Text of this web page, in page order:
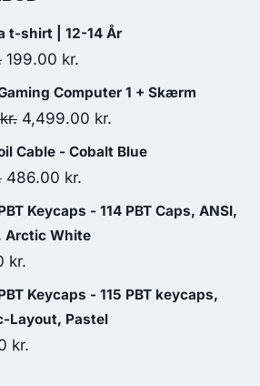
t-shirt | 12-14 År
Original
price
was:
199.00 kr.
price
is:
Computer 1 + Skærm
kr. Original
price
was:
4,499.00 kr.
price
Cable - Cobalt Blue
Original
price
was:
559.00 kr..
486.00 kr.
price
is:
Keycaps - 114 PBT Caps, ANSI,
Arctic White
kr..
kr.
price
is:
Keycaps - 115 PBT keycaps,
Layout, Pastel
kr.